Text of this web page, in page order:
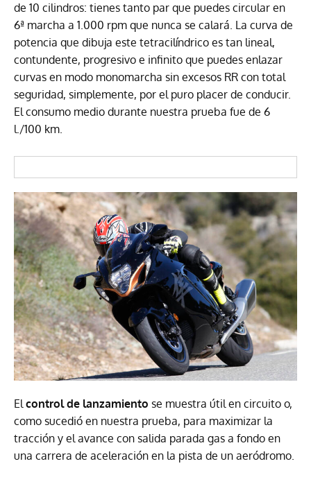
de 10 cilindros: tienes tanto par que puedes circular en
6ª marcha a 1.000 rpm que nunca se calará. La curva de
potencia que dibuja este tetracilíndrico es tan lineal,
contundente, progresivo e infinito que puedes enlazar
curvas en modo monomarcha sin excesos RR con total
seguridad, simplemente, por el puro placer de conducir.
El consumo medio durante nuestra prueba fue de 6
l./100 km.
Elcontrol de lanzamiento se muestra útil en circuito o,
como sucedió en nuestra prueba, para maximizar la
tracción y el avance con salida parada gas a fondo en
una carrera de aceleración en la pista de un aeródromo.